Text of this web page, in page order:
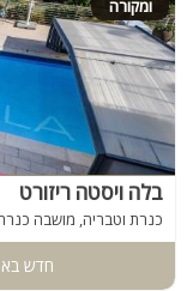
ומקורה
בלה ויסטה ריזורט
כנרת וטבריה, מושבה
חדש